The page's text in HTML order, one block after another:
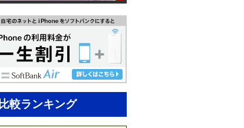
比較ランキング